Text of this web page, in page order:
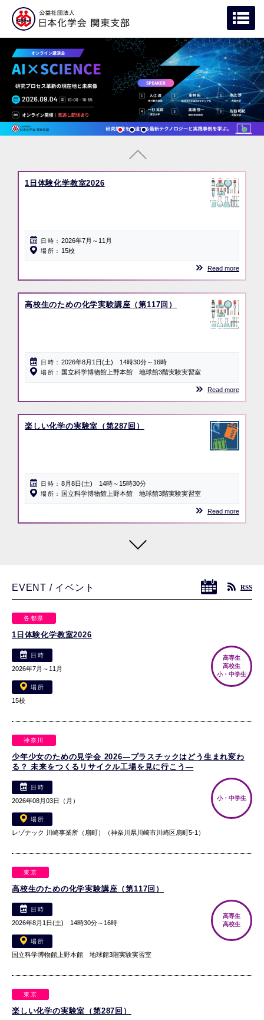
1日体験化学教室2026
日時 2026年7月～11月
場所 15校
Read more
高校生のための化学実験講座（第117回）
日時 2026年8月1日(土) 14時30分～16時
場所 国立科学博物館上野本館 地球館3階実験実習室
Read more
楽しい化学の実験室（第287回）
日時 8月8日(土) 14時～15時30分
場所 国立科学博物館上野本館 地球館3階実験実習室
Read more
講演会「AI×Science：研究プロセス革新の現在地と未来
場所
講演会「データ駆動×実験自動化が変える研究開発：材
料・反応・製品開発DXの最前線」
場所
Read more
EVENT / イベント RSS
各都県
1日体験化学教室2026
日時
2026年7月～11月
場所
15校
高専生
高校生
小・中学生
神奈川
少年少女のための見学会 2026―プラスチックはどう生まれ変わ
る？ 未来をつくるリサイクル工場を見に行こう―
日時
2026年08月03日（月）
場所
レゾナック 川崎事業所（扇町）（神奈川県川崎市川崎区扇町5-1）
小・中学生
東京
高校生のための化学実験講座（第117回）
日時
2026年8月1日(土) 14時30分～16時
場所
国立科学博物館上野本館 地球館3階実験実習室
高専生
高校生
東京
楽しい化学の実験室（第287回）